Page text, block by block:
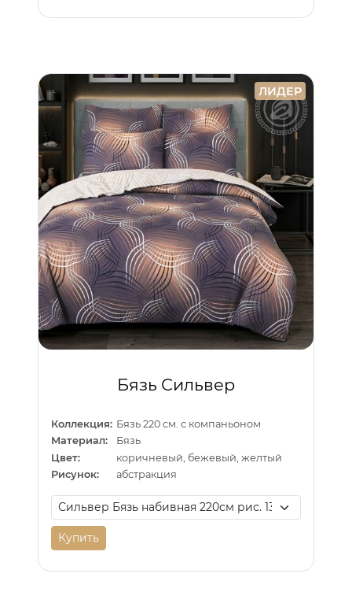
ЛИДЕР
Бязь Сильвер
Коллекция: Бязь 220 см. с компаньоном
Материал:
Бязь
Цвет:
коричневый, бежевый, желтый
Рисунок:
абстракция
Купить